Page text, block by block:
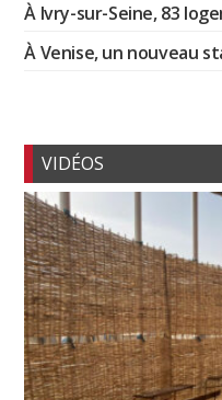
À Ivry-sur-Seine, 83
À Venise, un nouveau
VIDÉOS